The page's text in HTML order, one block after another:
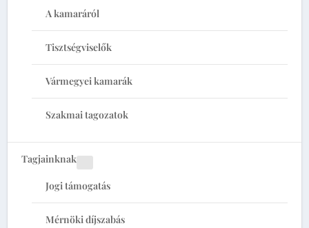
A kamaráról
Tisztségviselők
Vármegyei kamarák
Szakmai tagozatok
Tagjainknak
Jogi támogatás
Mérnöki díjszabás